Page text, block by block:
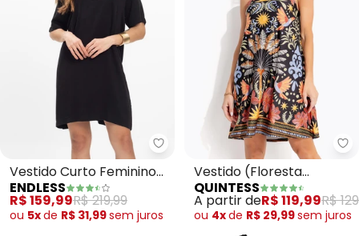
Endless - Vestido Curto
Vestido Curto Feminino
(Preto)
ENDLESS
R$ 159,99R$ 219,99
ou 5xde R$ 31,99sem juros
Vestido (Floresta
Colorida) em Malha Fria
QUINTESS
A partir deR$ 119,99R$
ou 4xde R$ 29,99sem juros